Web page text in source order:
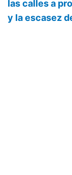
las calles a
y la escasez